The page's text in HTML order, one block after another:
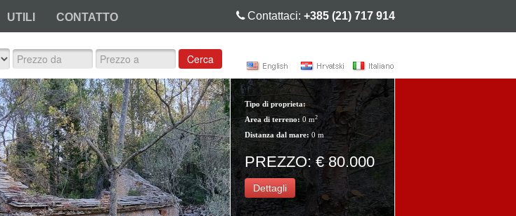
UTILI CONTATTO Contattaci: +385 (21) 717 914
Cerca
Tipo di proprieta:
Area di terreno: 0 m2
Distanza dal mare:0 m
PREZZO: € 80.000
Dettagli